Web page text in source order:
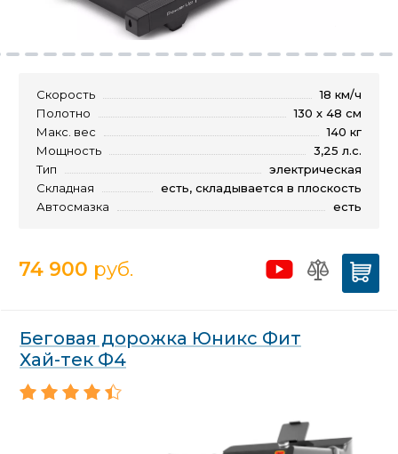
Скорость
18 км/ч
Полотно
130 х 48 см
Макс. вес
140 кг
Мощность
3,25 л.с.
Тип
электрическая
Складная
есть, складывается в плоскость
Автосмазка
есть
74 900 руб.
Беговая дорожка Юникс Фит
Хай-тек Ф4